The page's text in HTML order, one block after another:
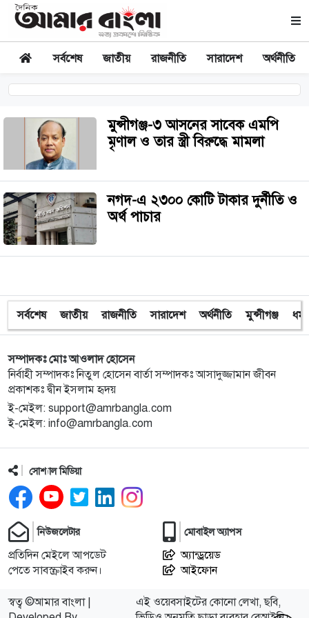
সর্বশেষ জাতীয় রাজনীতি সারাদেশ অর্থনীতি
মুন্সীগঞ্জ-৩ আসনের সাবেক এমপি
মৃণাল ও তার স্ত্রী বিরুদ্ধে মামলা
নগদ-এ ২৩০০ কোটি টাকার দুর্নীতি ও
অর্থ পাচার
সর্বশেষ জাতীয় রাজনীতি সারাদেশ অর্থনীতি মুন্সীগঞ্জ ধর্ম
সম্পাদকঃ মোঃ আওলাদ হোসেন
নির্বাহী সম্পাদকঃ নিতুল হোসেন বার্তা সম্পাদকঃ আসাদুজ্জামান জীবন
প্রকাশকঃ দ্বীন ইসলাম হৃদয়
ই-মেইল: support@amrbangla.com
ই-মেইল: info@amrbangla.com
সোশ্যাল মিডিয়া
নিউজলেটার
প্রতিদিন মেইলে আপডেট
পেতে সাবস্ক্রাইব করুন।
মোবাইল অ্যাপস
অ্যান্ড্রয়েড
আইফোন
স্বত্ব ©আমার বাংলা |
এই ওয়েবসাইটের কোনো লেখা, ছবি,